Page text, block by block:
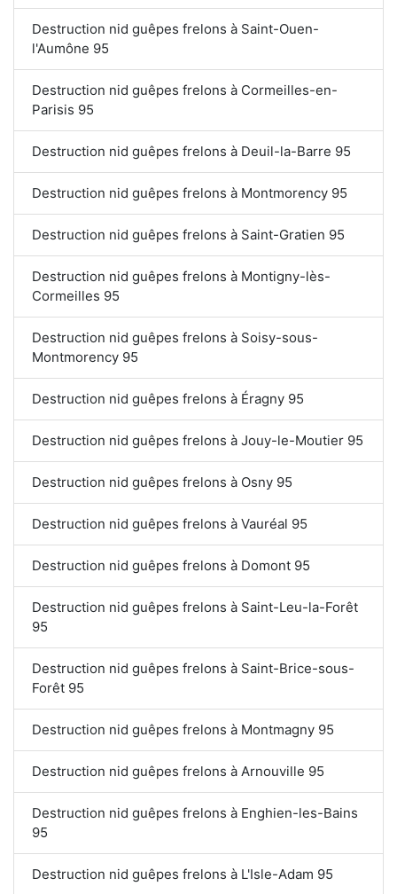
Destruction nid guêpes frelons à Saint-Ouen-
l'Aumône 95
Destruction nid guêpes frelons à Cormeilles-en-
Parisis 95
Destruction nid guêpes frelons à Deuil-la-Barre 95
Destruction nid guêpes frelons à Montmorency 95
Destruction nid guêpes frelons à Saint-Gratien 95
Destruction nid guêpes frelons à Montigny-lès-
Cormeilles 95
Destruction nid guêpes frelons à Soisy-sous-
Montmorency 95
Destruction nid guêpes frelons à Éragny 95
Destruction nid guêpes frelons à Jouy-le-Moutier 95
Destruction nid guêpes frelons à Osny 95
Destruction nid guêpes frelons à Vauréal 95
Destruction nid guêpes frelons à Domont 95
Destruction nid guêpes frelons à Saint-Leu-la-Forêt
95
Destruction nid guêpes frelons à Saint-Brice-sous-
Forêt 95
Destruction nid guêpes frelons à Montmagny 95
Destruction nid guêpes frelons à Arnouville 95
Destruction nid guêpes frelons à Enghien-les-Bains
95
Destruction nid guêpes frelons à L'Isle-Adam 95